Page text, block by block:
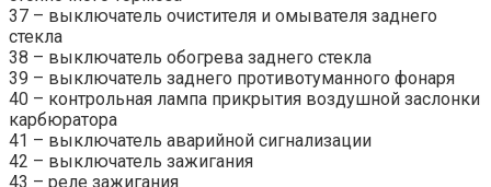
37 – выключатель очистителя и омывателя заднего
стекла
38 – выключатель обогрева заднего стекла
39 – выключатель заднего противотуманного фонаря
40 – контрольная лампа прикрытия воздушной заслонки
карбюратора
41 – выключатель аварийной сигнализации
42 – выключатель зажигания
43 – реле зажигания